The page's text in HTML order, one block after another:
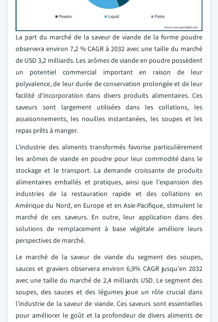
La part du marché de la saveur de viande de la forme poudre
observera environ 7,2 % CAGR à 2032 avec une taille du marché
de USD 3,2 milliards. Les arômes de viande en poudre possèdent
un potentiel commercial important en raison de leur
polyvalence, de leur durée de conservation prolongée et de leur
facilité d'incorporation dans divers produits alimentaires. Ces
saveurs sont largement utilisées dans les collations, les
assaisonnements, les nouilles instantanées, les soupes et les
repas prêts à manger.
L'industrie des aliments transformés favorise particulièrement
les arômes de viande en poudre pour leur commodité dans le
stockage et le transport. La demande croissante de produits
alimentaires emballés et pratiques, ainsi que l'expansion des
industries de la restauration rapide et des collations en
Amérique du Nord, en Europe et en Asie-Pacifique, stimulent le
marché de ces saveurs. En outre, leur application dans des
solutions de remplacement à base végétale améliore leurs
perspectives de marché.
Le marché de la saveur de viande du segment des soupes,
sauces et graviers observera environ 6,9% CAGR jusqu'en 2032
avec une taille du marché de 2,4 milliards USD. Le segment des
soupes, des sauces et des légumes joue un rôle crucial dans
l'industrie de la saveur de viande. Ces saveurs sont essentielles
pour améliorer le goût et la profondeur de divers aliments de